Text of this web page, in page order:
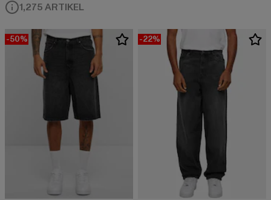
1,275 ARTIKEL
-50% -22%